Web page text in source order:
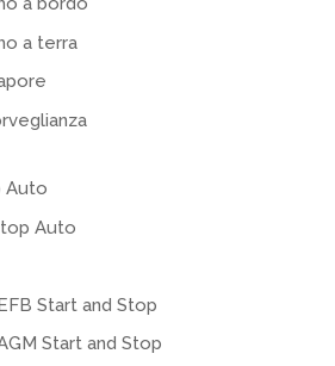
a terra
Auto
Auto
Start and Stop
Start and Stop